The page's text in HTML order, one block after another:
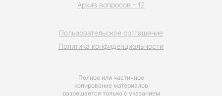
Полное или частичное
копирование материалов
разрешается только с указанием
Пользовательское соглашение
Политика конфиденциальности
Архив вопросов - 12